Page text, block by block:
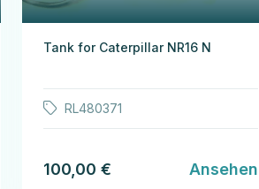
Tank for Caterpillar NR16 N
RL480371
100,00 € Ansehen